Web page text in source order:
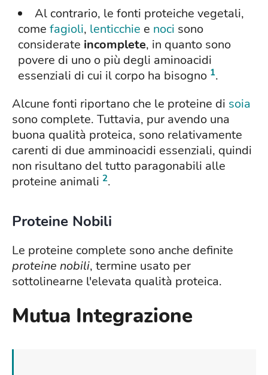
Al contrario, le fonti proteiche vegetali,
come fagioli, lenticchie e noci sono
considerate incomplete, in quanto sono
povere di uno o più degli aminoacidi
essenziali di cui il corpo ha bisogno 1.
Alcune fonti riportano che le proteine di soia
sono complete. Tuttavia, pur avendo una
buona qualità proteica, sono relativamente
carenti di due amminoacidi essenziali, quindi
non risultano del tutto paragonabili alle
proteine animali 2.
Proteine Nobili
Le proteine complete sono anche definite
proteine nobili, termine usato per
sottolinearne l'elevata qualità proteica.
Mutua Integrazione